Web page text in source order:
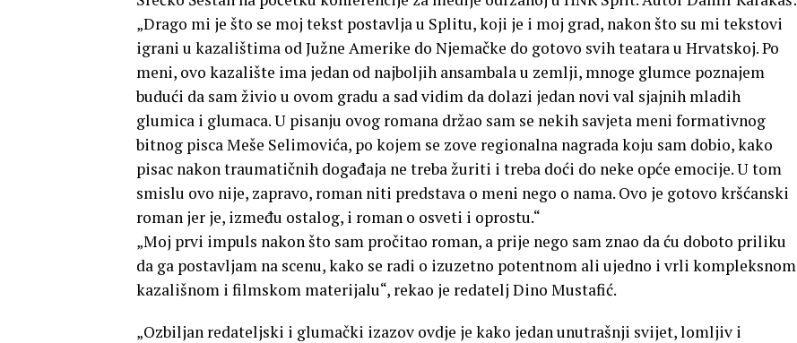
„Drago mi je što se moj tekst postavlja u Splitu, koji je i moj grad, nakon što su mi tekstovi
igrani u kazalištima od Južne Amerike do Njemačke do gotovo svih teatara u Hrvatskoj. Po
meni, ovo kazalište ima jedan od najboljih ansambala u zemlji, mnoge glumce poznajem
budući da sam živio u ovom gradu a sad vidim da dolazi jedan novi val sjajnih mladih
glumica i glumaca. U pisanju ovog romana držao sam se nekih savjeta meni formativnog
bitnog pisca Meše Selimovića, po kojem se zove regionalna nagrada koju sam dobio, kako
pisac nakon traumatičnih događaja ne treba žuriti i treba doći do neke opće emocije. U tom
smislu ovo nije, zapravo, roman niti predstava o meni nego o nama. Ovo je gotovo kršćanski
roman jer je, između ostalog, i roman o osveti i oprostu.“
„Moj prvi impuls nakon što sam pročitao roman, a prije nego sam znao da ću doboto priliku
da ga postavljam na scenu, kako se radi o izuzetno potentnom ali ujedno i vrli kompleksnom
kazališnom i filmskom materijalu“, rekao je redatelj Dino Mustafić.
„Ozbiljan redateljski i glumački izazov ovdje je kako jedan unutrašnji svijet, lomljiv i